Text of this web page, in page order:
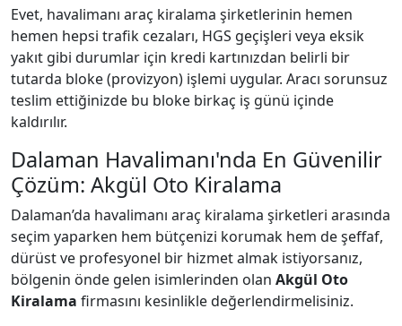
Evet, havalimanı araç kiralama şirketlerinin hemen
hemen hepsi trafik cezaları, HGS geçişleri veya eksik
yakıt gibi durumlar için kredi kartınızdan belirli bir
tutarda bloke (provizyon) işlemi uygular. Aracı sorunsuz
teslim ettiğinizde bu bloke birkaç iş günü içinde
kaldırılır.
Dalaman Havalimanı'nda En Güvenilir
Çözüm: Akgül Oto Kiralama
Dalaman’da havalimanı araç kiralama şirketleri arasında
seçim yaparken hem bütçenizi korumak hem de şeffaf,
dürüst ve profesyonel bir hizmet almak istiyorsanız,
bölgenin önde gelen isimlerinden olan Akgül Oto
Kiralama firmasını kesinlikle değerlendirmelisiniz.